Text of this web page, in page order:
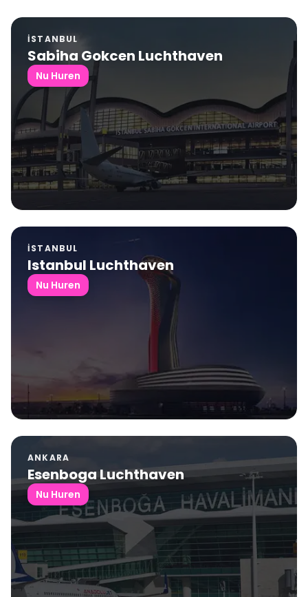
İSTANBUL
Sabiha Gokcen Luchthaven
Nu Huren
İSTANBUL
Istanbul Luchthaven
Nu Huren
ANKARA
Esenboga Luchthaven
Nu Huren